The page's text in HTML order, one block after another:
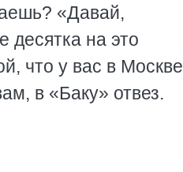
«Давай,
десятка на это
что у вас в Москве
в «Баку» отвез.